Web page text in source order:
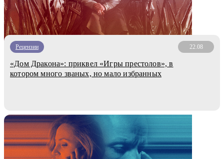
Рецензии 22.08
«Дом Дракона»: приквел «Игры престолов», в
котором много званых, но мало избранных